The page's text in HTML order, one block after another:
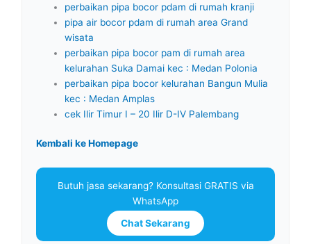
perbaikan pipa bocor pdam di rumah kranji
pipa air bocor pdam di rumah area Grand
wisata
perbaikan pipa bocor pam di rumah area
kelurahan Suka Damai kec : Medan Polonia
perbaikan pipa bocor kelurahan Bangun Mulia
kec : Medan Amplas
cek Ilir Timur I – 20 Ilir D-IV Palembang
Kembali ke Homepage
Butuh jasa sekarang? Konsultasi GRATIS via
WhatsApp
Chat Sekarang